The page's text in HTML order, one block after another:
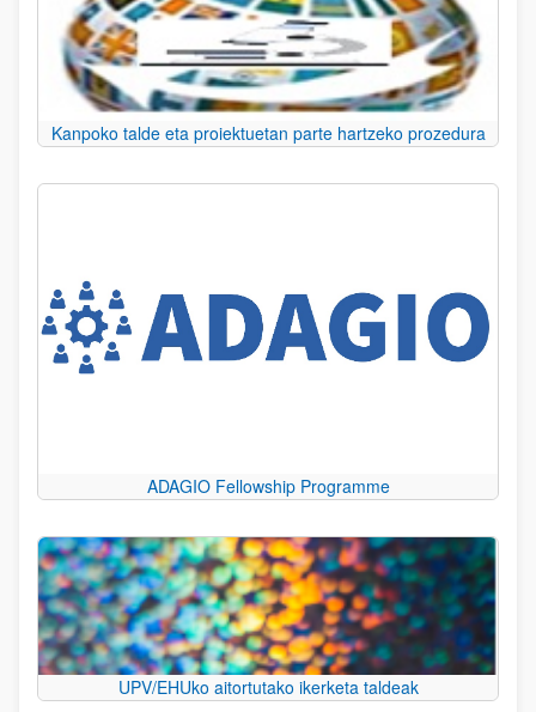
Kanpoko talde eta proiektuetan parte hartzeko prozedura
ADAGIO Fellowship Programme
UPV/EHUko aitortutako ikerketa taldeak